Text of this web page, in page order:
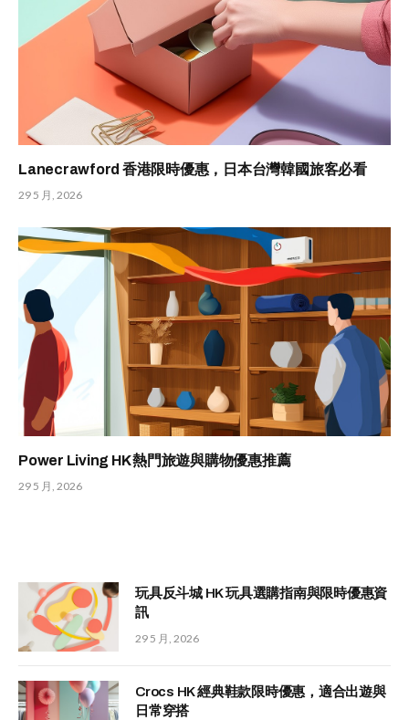
Lanecrawford 香港限時優惠，日本台灣韓國旅客必看
29 5 月, 2026
Power Living HK 熱門旅遊與購物優惠推薦
29 5 月, 2026
玩具反斗城 HK 玩具選購指南與限時優惠資
訊
29 5 月, 2026
Crocs HK 經典鞋款限時優惠，適合出遊與
日常穿搭